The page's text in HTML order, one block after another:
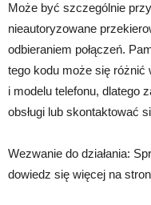
Może być szczególnie
nieautoryzowane
odbieraniem połączeń.
tego kodu może się różnić
i modelu telefonu, dlatego
obsługi lub skontaktować
Wezwanie do działania:
dowiedz się więcej na